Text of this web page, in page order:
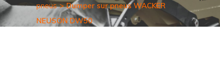
pneus
Dumper sur pneus WACKER
NEUSON DW50